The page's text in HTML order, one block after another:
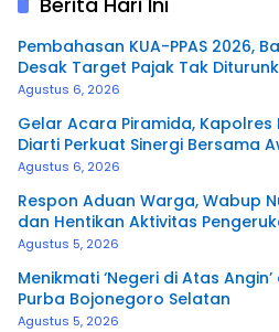
Pembahasan KUA-PPAS 2026,
Desak Target Pajak Tak
Agustus 6, 2026
Gelar Acara Piramida, Kapolres
Diarti Perkuat Sinergi Bersama
Agustus 6, 2026
Respon Aduan Warga, Wabup
dan Hentikan Aktivitas
Agustus 5, 2026
Menikmati ‘Negeri di Atas
Purba Bojonegoro Selatan
Agustus 5, 2026